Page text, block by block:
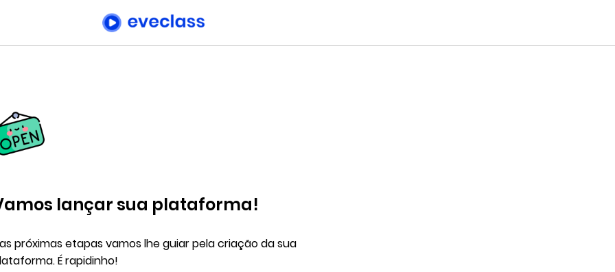
lançar sua plataforma!
próximas etapas vamos lhe guiar pela criação da sua
É rapidinho!